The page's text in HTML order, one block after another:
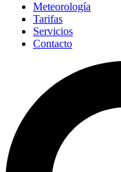
Meteorología
Tarifas
Servicios
Contacto